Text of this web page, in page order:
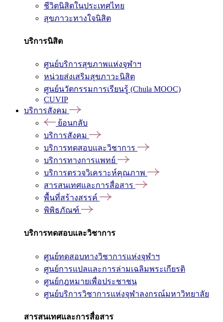
ชีวิตนิสิตในประเทศไทย
สุขภาวะทางใจนิสิต
บริการนิสิต
ศูนย์บริการสุขภาพแห่งจุฬาฯ
หน่วยส่งเสริมสุขภาวะนิสิต
ศูนย์นวัตกรรมการเรียนรู้ (Chula MOOC)
CUVIP
บริการสังคม
ย้อนกลับ
บริการสังคม
บริการทดสอบและวิชาการ
บริการทางการแพทย์
บริการตรวจวิเคราะห์คุณภาพ
สารสนเทศและการสื่อสาร
พื้นที่สร้างสรรค์
พิพิธภัณฑ์
บริการทดสอบและวิชาการ
ศูนย์ทดสอบทางวิชาการแห่งจุฬาฯ
ศูนย์การแปลและการล่ามเฉลิมพระเกียรติ
ศูนย์กฎหมายเพื่อประชาชน
ศูนย์บริการวิชาการแห่งจุฬาลงกรณ์มหาวิทยาลัย
สารสนเทศและการสื่อสาร